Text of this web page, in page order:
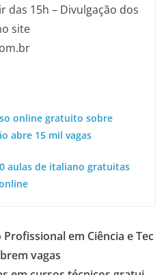
das 15h – Divulgação dos
site
online gratuito sobre
abre 15 mil vagas
aulas de italiano gratuitas
em Ciência e Tec
vagas